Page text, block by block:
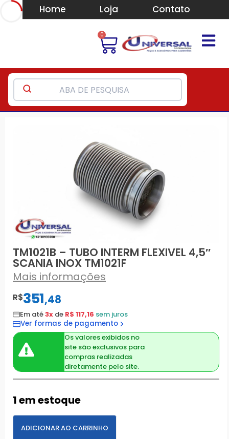
Home Loja Contato
0
TM1021B – TUBO INTERM FLEXIVEL 4,5″
SCANIA INOX TM1021F
Mais informações
R$351,48
Em até3x de R$ 117,16 sem juros
Ver formas de pagamento
Os valores exibidos no
site são exclusivos para
compras realizadas
diretamente pelo site.
1 em estoque
ADICIONAR AO CARRINHO